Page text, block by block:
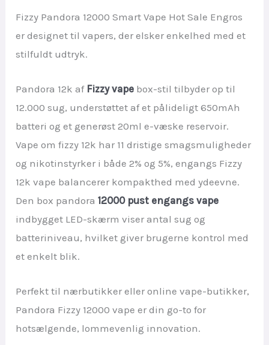
Fizzy Pandora 12000 Smart Vape Hot Sale Engros
er designet til vapers, der elsker enkelhed med et
stilfuldt udtryk.
Pandora 12k af Fizzy vape box-stil tilbyder op til
12.000 sug, understøttet af et pålideligt 650mAh
batteri og et generøst 20ml e-væske reservoir.
Vape om fizzy 12k har 11 dristige smagsmuligheder
og nikotinstyrker i både 2% og 5%, engangs Fizzy
12k vape balancerer kompakthed med ydeevne.
Den box pandora12000 pust engangs vape
indbygget LED-skærm viser antal sug og
batteriniveau, hvilket giver brugerne kontrol med
et enkelt blik.
Perfekt til nærbutikker eller online vape-butikker,
Pandora Fizzy 12000 vape er din go-to for
hotsælgende, lommevenlig innovation.